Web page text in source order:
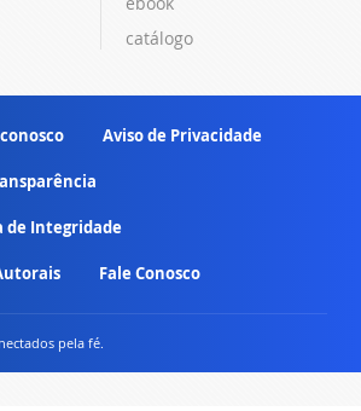
catálogo
Aviso de Privacidade
de Integridade
Fale Conosco
pela fé.